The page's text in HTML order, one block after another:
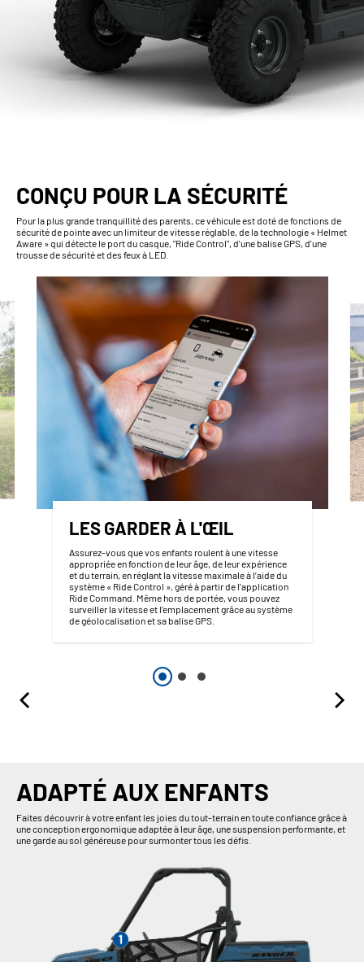
CONÇU POUR LA SÉCURITÉ
Pour la plus grande tranquillité des parents, ce véhicule est doté de fonctions de
sécurité de pointe avec un limiteur de vitesse réglable, de la technologie « Helmet
Aware » qui détecte le port du casque, "Ride Control", d'une balise GPS, d'une
trousse de sécurité et des feux à LED.
LES GARDER À L'ŒIL
Assurez-vous que vos enfants roulent à une vitesse
appropriée en fonction de leur âge, de leur expérience
et du terrain, en réglant la vitesse maximale à l’aide du
système « Ride Control », géré à partir de l’application
Ride Command. Même hors de portée, vous pouvez
surveiller la vitesse et l’emplacement grâce au système
de géolocalisation et sa balise GPS.
ADAPTÉ AUX ENFANTS
Faites découvrir à votre enfant les joies du tout-terrain en toute confiance grâce à
une conception ergonomique adaptée à leur âge, une suspension performante, et
une garde au sol généreuse pour surmonter tous les défis.